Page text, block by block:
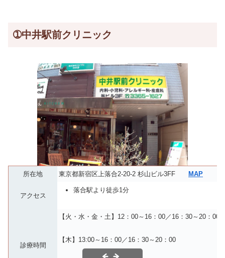
➀中井駅前クリニック
所在地 東京都新宿区上落合2-20-2 杉山ビル3FF MAP
アクセス
落合駅より徒歩1分
診療時間
【火・水・金・土】12：00～16：00／16：30～20：00
【木】13:00～16：00／16：30～20：00